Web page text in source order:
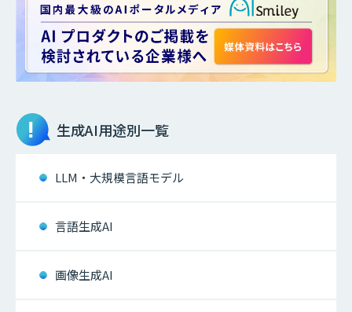
生成AI用途別一覧
LLM・大規模言語モデル
言語生成AI
画像生成AI